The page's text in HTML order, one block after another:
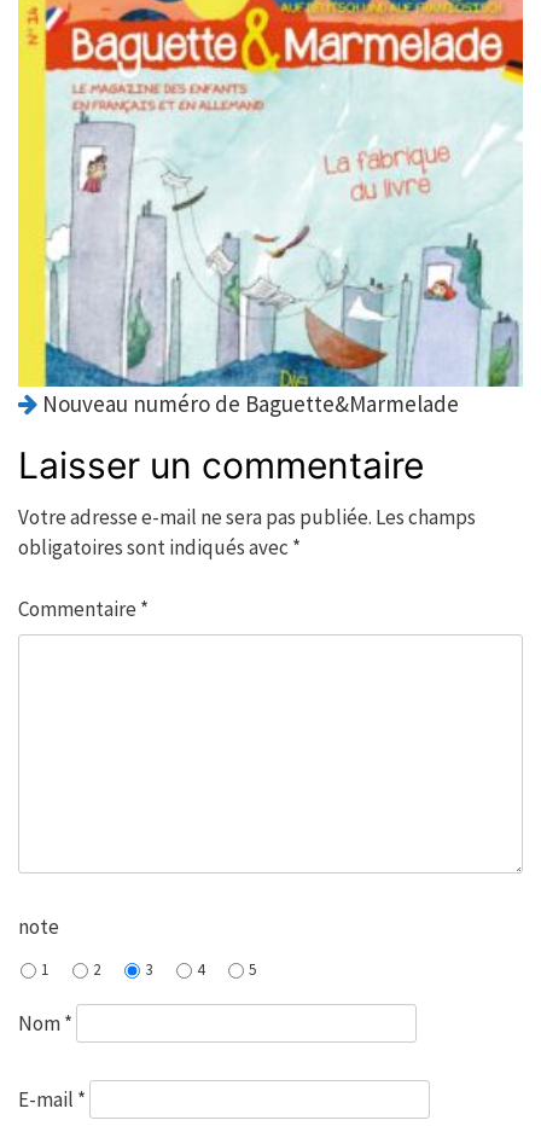
Nouveau numéro de Baguette&Marmelade
Laisser un commentaire
Votre adresse e-mail ne sera pas publiée. Les champs
obligatoires sont indiqués avec *
Commentaire *
note
1 2 3 4 5
Nom*
E-mail *